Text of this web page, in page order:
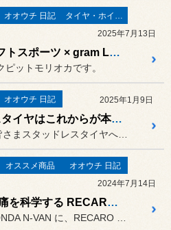
オオウチ 日記
タイヤ・ホイール
2025年7月13日
ZC33S スイフトスポーツ × gram LIGHTS 〈 57CR spec M 〉
ピットモリオカです。
オオウチ 日記 2025年1月9日
スタッドレスタイヤはこれからが本番❗️
オススメ商品
オオウチ 日記
2024年7月14日
N-VAN に 腰痛を科学する RECARO 「 ERGOMED-D 」を。